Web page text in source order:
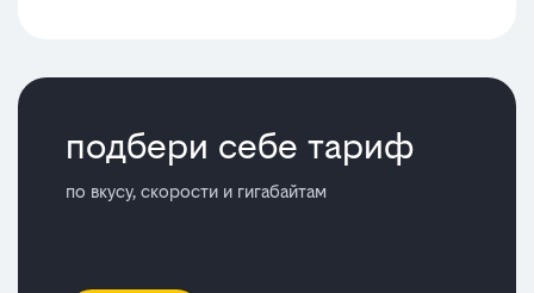
подбери себе тариф
по вкусу, скорости и гигабайтам